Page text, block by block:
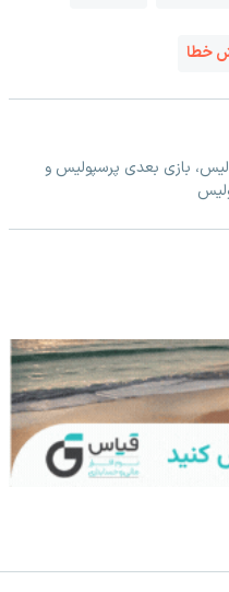
خطا
بازی بعدی پرسپولیس و